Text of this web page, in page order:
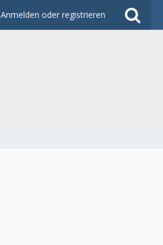
Anmelden oder registrieren